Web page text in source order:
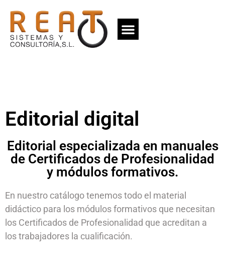
Editorial digital
Editorial especializada en manuales
de Certificados de Profesionalidad
y módulos formativos.
En nuestro catálogo tenemos todo el material
didáctico para los módulos formativos que necesitan
los Certificados de Profesionalidad que acreditan a
los trabajadores la cualificación.